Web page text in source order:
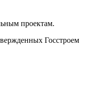
проектам.
Госстроем